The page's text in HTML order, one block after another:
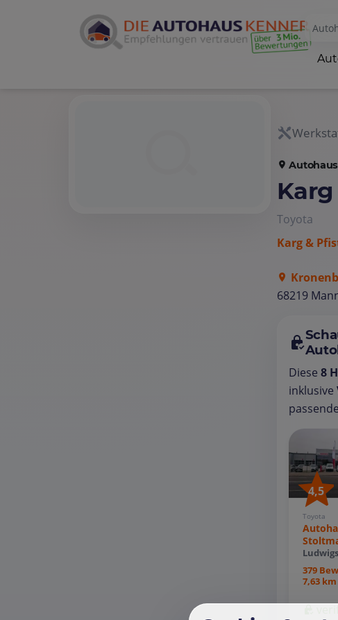
Autohaus
Toyota
Karg &
68219
Diese 8
inklusive
4,5
Toyota
379
7,63